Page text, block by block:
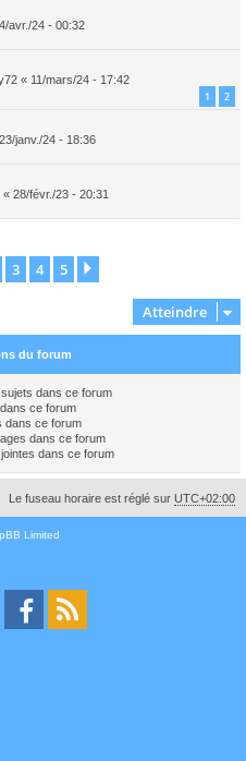
avr./24 - 00:32
« 11/mars/24 - 17:42
1 2
23/janv./24 - 18:36
« 28/févr./23 - 20:31
3 4 5
Atteindre
du forum
dans ce forum
ce forum
dans ce forum
dans ce forum
dans ce forum
Le fuseau horaire est réglé sur UTC+02:00
Limited